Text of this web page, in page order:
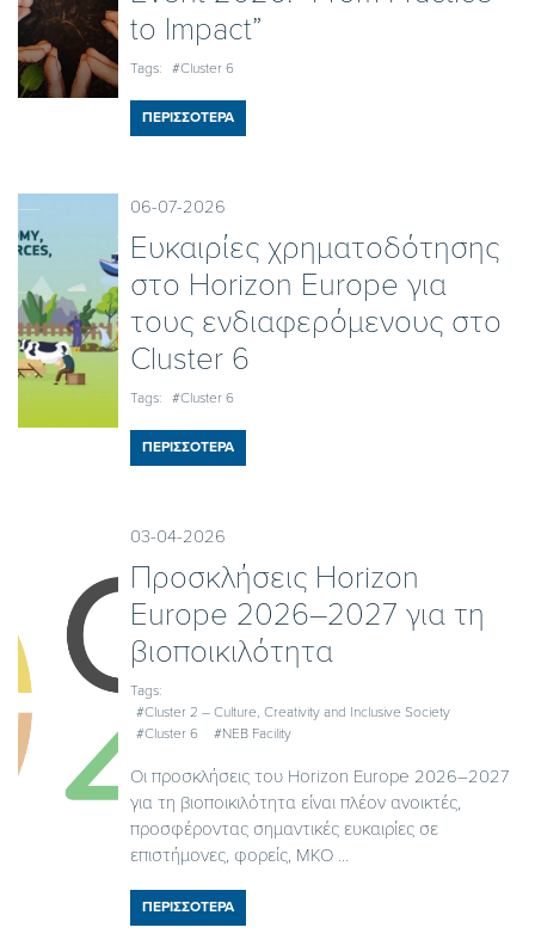
to Impact”
Tags: #Cluster 6
ΠΕΡΙΣΣΟΤΕΡΑ
06-07-2026
Ευκαιρίες χρηματοδότησης
στο Horizon Europe για
τους ενδιαφερόμενους στο
Cluster 6
Tags: #Cluster 6
ΠΕΡΙΣΣΟΤΕΡΑ
03-04-2026
Προσκλήσεις Horizon
Europe 2026–2027 για τη
βιοποικιλότητα
Tags:
#Cluster 2 – Culture, Creativity and Inclusive Society
#Cluster 6
#NEB Facility
Οι προσκλήσεις του Horizon Europe 2026–2027
για τη βιοποικιλότητα είναι πλέον ανοικτές,
προσφέροντας σημαντικές ευκαιρίες σε
επιστήμονες, φορείς, ΜΚΟ ...
ΠΕΡΙΣΣΟΤΕΡΑ